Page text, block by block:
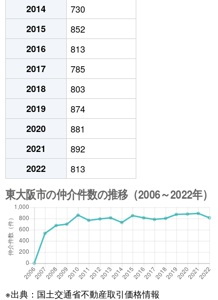
2014
730
2015
852
2016
813
2017
785
2018
803
2019
874
2020
881
2021
892
2022
813
※出典：国土交通省不動産取引価格情報